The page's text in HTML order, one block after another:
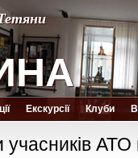
Екскурсії Клуби
учасників